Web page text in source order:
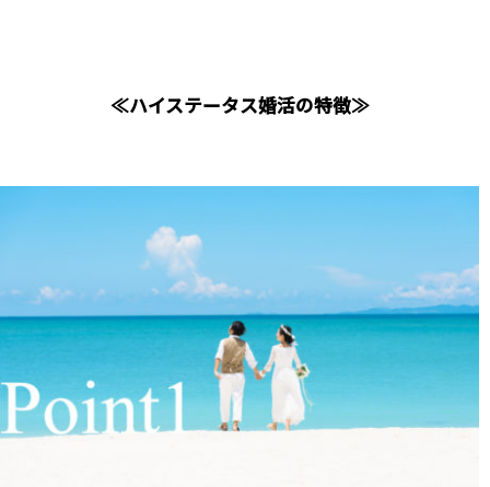
≪ハイステータス婚活の特徴≫